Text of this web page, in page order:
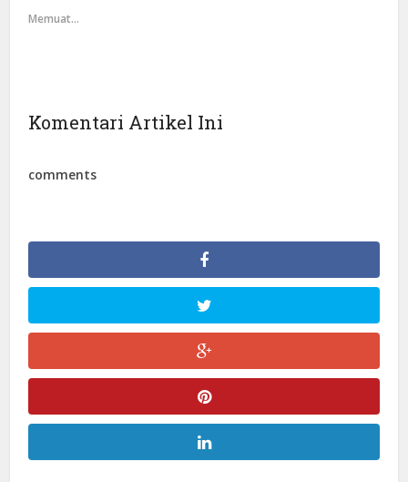
Memuat...
Komentari Artikel Ini
comments